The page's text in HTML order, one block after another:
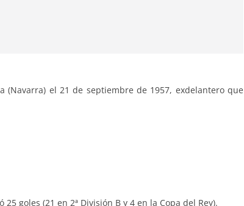
(Navarra) el 21 de septiembre de 1957, exdelantero que
goles (21 en 2ª División B y 4 en la Copa del Rey).